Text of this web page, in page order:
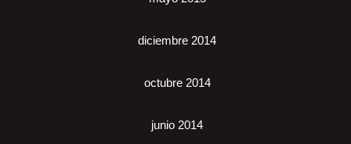
diciembre 2014
octubre 2014
junio 2014